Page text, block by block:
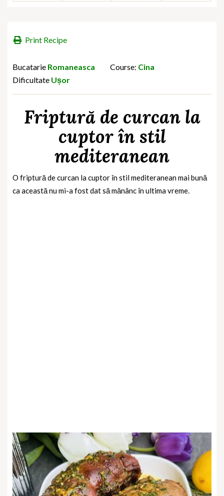
Print Recipe
Bucatarie Romaneasca Course: Cina
Dificultate Ușor
Friptură de curcan la
cuptor în stil
mediteranean
O friptură de curcan la cuptor în stil mediteranean mai bună
ca această nu mi-a fost dat să mănânc în ultima vreme.